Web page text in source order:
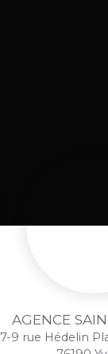
AGENCE
7-9 rue Hédelin